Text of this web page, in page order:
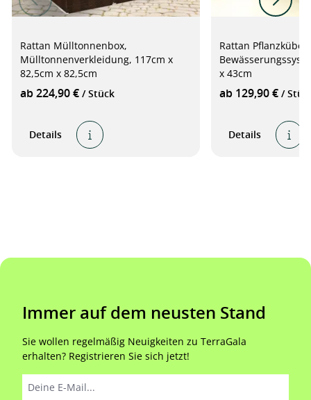
Rattan Mülltonnenbox,
Mülltonnenverkleidung, 117cm x
82,5cm x 82,5cm
ab 224,90 € / Stück
Details
Rattan Pflanzkübel
x 43cm
ab 129,90 € /
Details
Immer auf dem neusten Stand
Sie wollen regelmäßig Neuigkeiten zu TerraGala
erhalten? Registrieren Sie sich jetzt!